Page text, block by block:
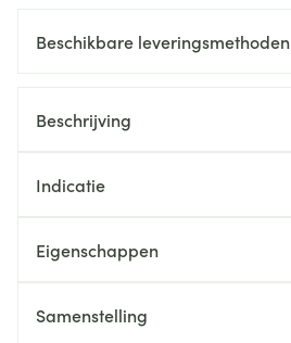
Beschikbare leveringsmethoden
Beschrijving
Indicatie
Eigenschappen
Samenstelling